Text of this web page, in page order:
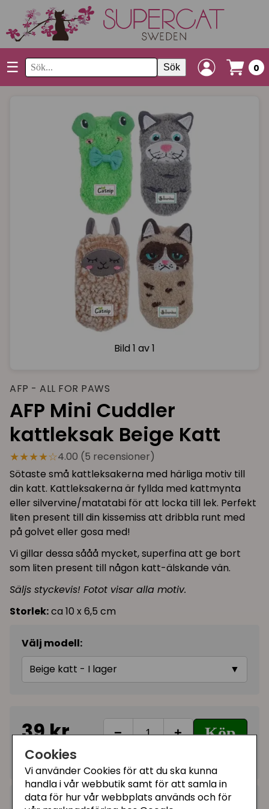
Cookies
Vi använder Cookies för att du ska kunna
handla i vår webbutik samt för att samla in
data för hur vår webbplats används och för
☰ Sök 0
Bild 1 av 1
AFP - ALL FOR PAWS
AFP Mini Cuddler
kattleksak Beige Katt
★★★★☆4.00 (5 recensioner)
Sötaste små kattleksakerna med härliga motiv till
din katt. Kattleksakerna är fyllda med kattmynta
eller silvervine/matatabi för att locka till lek. Perfekt
liten present till din kissemiss att dribbla runt med
på golvet eller gosa med!
Vi gillar dessa sååå mycket, superfina att ge bort
som liten present till någon katt-älskande vän.
Säljs styckevis! Fotot visar alla motiv.
Storlek:ca 10 x 6,5 cm
Välj modell:
Beige katt - I lager
▼
39 kr − + Köp
I lager, leveranstid 1-3 vardagar
Kategorier: